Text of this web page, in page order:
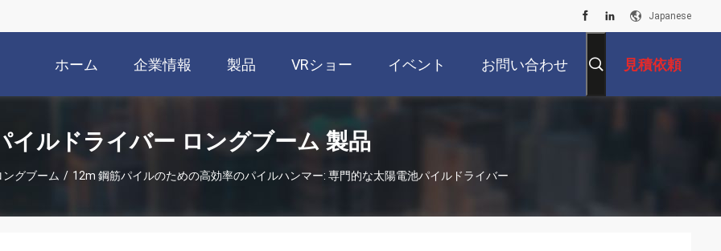
Japanese
ホーム 企業情報 製品 VRショー イベント お問い合わせ 見積依頼
イルドライバー ロングブーム 製品
グブーム / 12m 鋼筋パイルのための高効率のパイルハンマー: 専門的な太陽電池パイルドライバー